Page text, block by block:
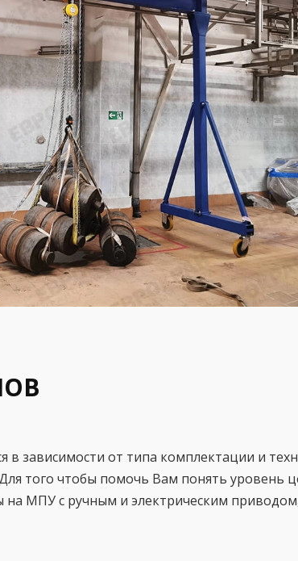
зависимости от типа комплектации и
того чтобы помочь Вам понять уровень
МПУ с ручным и электрическим